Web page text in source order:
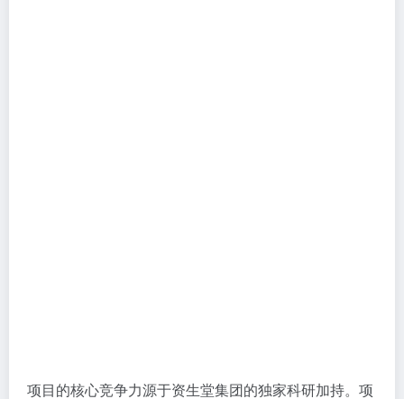
项目的核心竞争力源于资生堂集团的独家科研加持。项